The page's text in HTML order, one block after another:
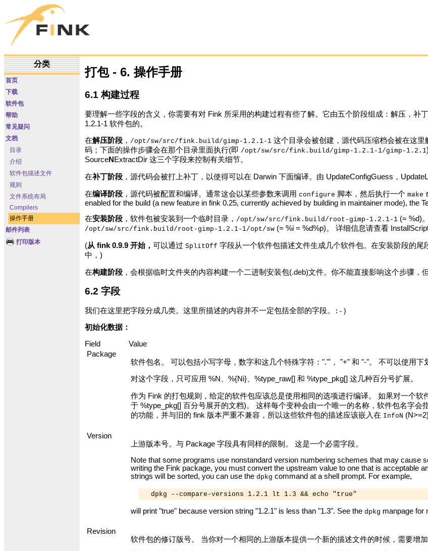
分类
首页
下载
软件包
帮助
常见疑问
文档
目录
介绍
软件包描述文件
规则
文件系统布局
Compilers
操作手册
邮件列表
打印版本
打包 - 6. 操作手册
6.1 构建过程
要理解一些字段的含义，你需要有对 Fink 所采用的构建过程有些了解。它由五个阶段组成：解压，补
1.2.1-1 软件包的。
在解压阶段 ， /opt/sw/src/fink.build/gimp-1.2.1-1 这个目录会被创建，源代码压缩档会被在这
码；下面的操作步骤会在那个目录里面执行(即 /opt/sw/src/fink.build/gimp-1.2.1-1/gimp-1.2.1
SourceN ExtractDir 这三个字段来控制有关细节。
在补丁阶段 ，源代码会被打上补丁，以使得可以在 Darwin 下面编译。由 UpdateConfigGuess，
在编译阶段 ，源代码被配置和编译。通常这会以某些参数来调用 configure 脚本，然后执行一个 make
enabled for the build (a new feature in fink 0.25, currently achieved by building in maintainer mode), the
在安装阶段 ，软件包被安装到一个临时目录， /opt/sw/src/fink.build/root-gimp-1.2.1-1 (= %d)
/opt/sw/src/fink.build/root-gimp-1.2.1-1/opt/sw (= %i = %d%p)。 详细信息请查看
(从 fink 0.9.9 开始， 可以通过 SplitOff 字段从一个软件包描述文件生成几个软件包。在安装阶段的
中，)
在构建阶段 ，会根据临时文件夹的内容构建一个二进制安装包(.deb)文件。你不能直接影响这个步骤，
6.2 字段
我们在这里把字段分成几类。这里所描述的内容并不一定包括全部的字段。 :-)
初始化数据：
Field
Value
Package
软件包名。 可以包括小写字母，数字和这几个特殊字符："."'， "+" 和 "-"。 不可以使用下
对这个字段，只可应用 %N、%{Ni}、%type_raw[] 和 %type_pkg[] 这几种百分号扩展。
作为 Fink 的打包规则，给定的软件包应该总是使用相同的选项进行编译。 如果对一个软
于 %type_pkg[] 百分号展开的文档)。 这样每个变种会由一个唯一的名称，软件包名字会
的功能，并与旧的 fink 版本严重不兼容，所以这些软件包的描述应该嵌入在 InfoN
Version
上游版本号。与 Package 字段具有同样的限制。 这是一个必需字段。
Note that some programs use nonstandard version numbering schemes that may cause
writing the Fink package, you must convert the upstream value to one that is acceptable
strings will be sorted, you can use the dpkg command at a shell prompt. For example,
will print "true" because version string "1.2.1" is less than "1.3". See the dpkg manpage for
Revision
软件包的修订版号。 当你对一个相同的上游版本提供一个新的描述文件的时候，需要增